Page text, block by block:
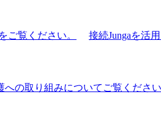
ご覧ください。 接続Jungaを活
の取り組みについてご覧ください